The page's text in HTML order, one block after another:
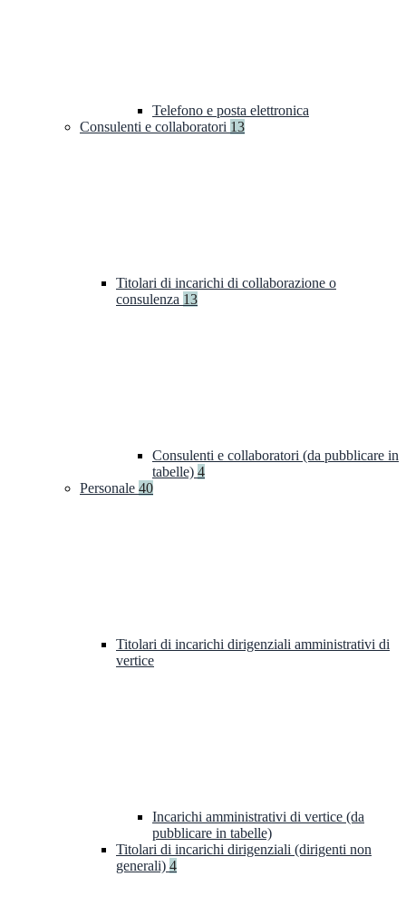
Telefono e posta elettronica
Consulenti e collaboratori 13
Titolari di incarichi di collaborazione o
consulenza 13
Consulenti e collaboratori (da pubblicare in
tabelle) 4
Personale 40
Titolari di incarichi dirigenziali amministrativi di
vertice
Incarichi amministrativi di vertice (da
pubblicare in tabelle)
Titolari di incarichi dirigenziali (dirigenti non
generali) 4